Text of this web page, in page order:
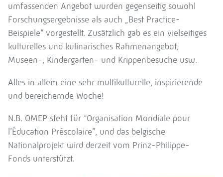
umfassenden Angebot wurden gegenseitig sowohl
Forschungsergebnisse als auch „Best Practice-
Beispiele“ vorgestellt. Zusätzlich gab es ein vielseitiges
kulturelles und kulinarisches Rahmenangebot,
Museen-, Kindergarten- und Krippenbesuche usw.
Alles in allem eine sehr multikulturelle, inspirierende
und bereichernde Woche!
N.B. OMEP steht für “Organisation Mondiale pour
l’Éducation Préscolaire”, und das belgische
Nationalprojekt wird derzeit vom Prinz-Philippe-
Fonds unterstützt.